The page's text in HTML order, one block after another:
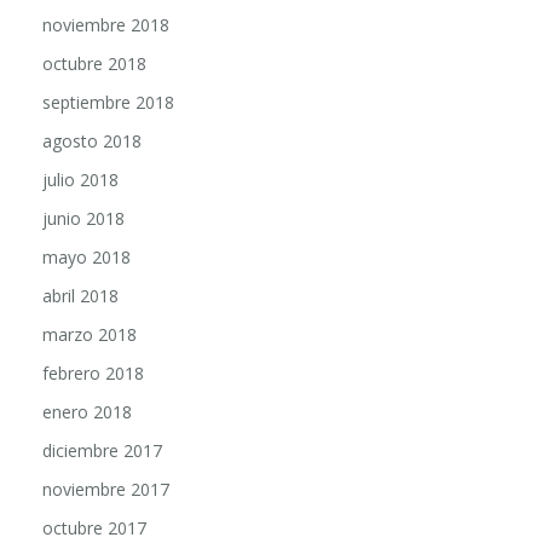
noviembre 2018
octubre 2018
septiembre 2018
agosto 2018
julio 2018
junio 2018
mayo 2018
abril 2018
marzo 2018
febrero 2018
enero 2018
diciembre 2017
noviembre 2017
octubre 2017